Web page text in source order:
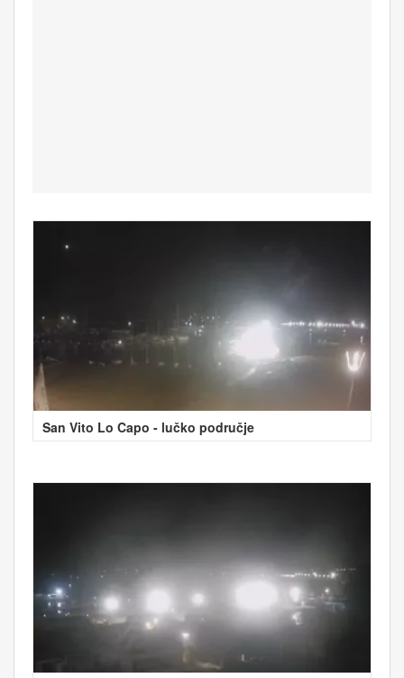
San Vito Lo Capo - lučko područje